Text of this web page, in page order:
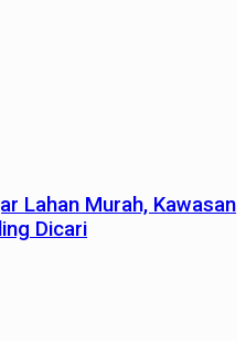
Lahan Murah, Kawasan
Dicari